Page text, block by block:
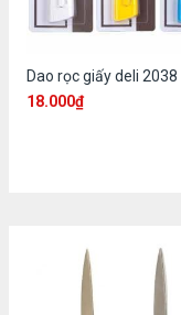
Dao rọc giấy deli 2038
18.000₫